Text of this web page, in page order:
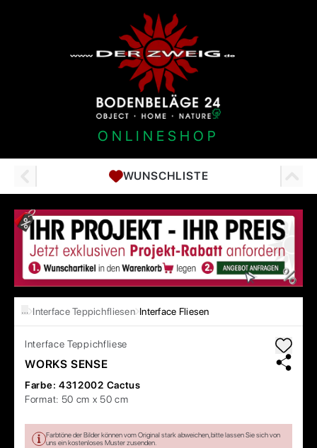
ONLINESHOP
WUNSCHLISTE
… Interface Teppichfliesen Interface Fliesen
Interface Teppichfliese
WORKS SENSE
Farbe: 4312002 Cactus
Format: 50 cm x 50 cm
Farbtöne der Bilder können vom Original stark abweichen, bitte lassen Sie sich von
uns ein kostenloses Muster zusenden.